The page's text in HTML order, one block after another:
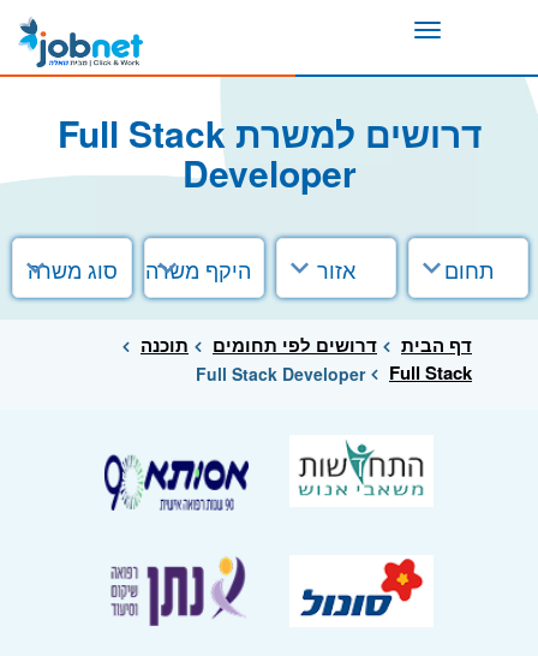
Toggle
דרושים למשרת Full Stack
Developer
תחום אזור היקף משרה סוג משרה
דף הבית דרושים לפי תחומים
תוכנה
Full Stack
Full Stack Developer